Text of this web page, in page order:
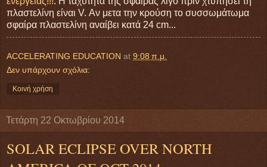
πλαστελίνη είναι V. Αν μετα την κρούση το συσσωμάτωμα
σφαίρα πλαστελίνη αναίβει κατά 24 cm...
ACCELERATING EDUCATION at 9:08 π.μ.
Δεν υπάρχουν σχόλια:
Κοινή χρήση
Τετάρτη 22 Οκτωβρίου 2014
SOLAR ECLIPSE OVER NORTH